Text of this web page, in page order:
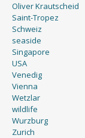
Oliver Krautscheid
Saint-Tropez
Schweiz
seaside
Singapore
USA
Venedig
Vienna
Wetzlar
wildlife
Wurzburg
Zurich